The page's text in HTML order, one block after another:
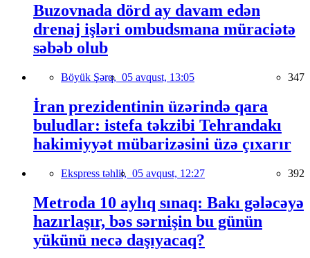
Buzovnada dörd ay davam edən
drenaj işləri ombudsmana müraciətə
səbəb olub
Böyük Şərq, 05 avqust, 13:05 347
İran prezidentinin üzərində qara
buludlar: istefa təkzibi Tehrandakı
hakimiyyət mübarizəsini üzə çıxarır
Ekspress təhlil, 05 avqust, 12:27 392
Metroda 10 aylıq sınaq: Bakı gələcəyə
hazırlaşır, bəs sərnişin bu günün
yükünü necə daşıyacaq?